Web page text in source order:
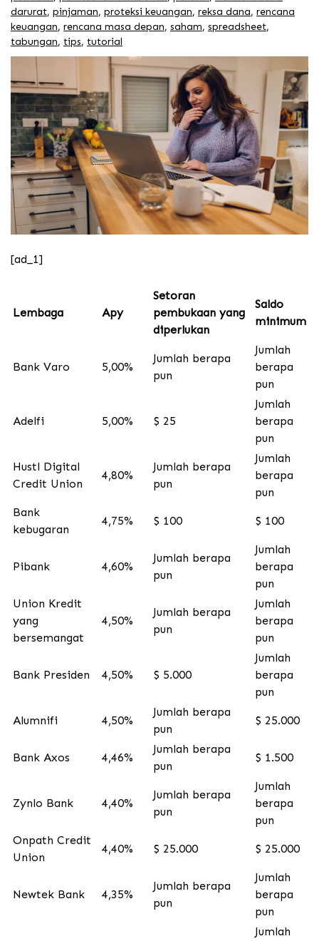
darurat, pinjaman, proteksi keuangan, reksa dana, rencana
keuangan, rencana masa depan, saham, spreadsheet,
tabungan, tips, tutorial
[ad_1]
Lembaga Apy
Setoran
pembukaan yang
diperlukan
Saldo
minimum
Bank Varo 5,00%
Jumlah berapa
pun
Jumlah
berapa
pun
Adelfi 5,00% $ 25
Jumlah
berapa
pun
Hustl Digital
Credit Union
4,80%
Jumlah berapa
pun
Jumlah
berapa
pun
Bank
kebugaran
4,75% $ 100 $ 100
Pibank 4,60%
Jumlah berapa
pun
Jumlah
berapa
pun
Union Kredit
yang
bersemangat
4,50%
Jumlah berapa
pun
Jumlah
berapa
pun
Bank Presiden 4,50% $ 5.000
Jumlah
berapa
pun
Alumnifi 4,50%
Jumlah berapa
pun
$ 25.000
Bank Axos 4,46%
Jumlah berapa
pun
$ 1.500
Zynlo Bank 4,40%
Jumlah berapa
pun
Jumlah
berapa
pun
Onpath Credit
Union
4,40% $ 25.000 $ 25.000
Newtek Bank 4,35%
Jumlah berapa
pun
Jumlah
berapa
pun
Jumlah